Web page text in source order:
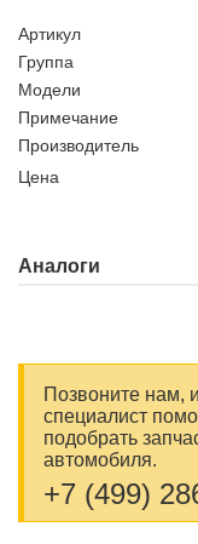
Артикул
Группа
Модели
Примечание
Производитель
Цена
Аналоги
Позвоните нам,
специалист
подобрать
автомобиля.
+7 (499)